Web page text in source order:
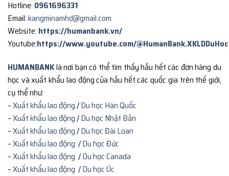
Hotline: 0961696331
Email:kangminamhd@gmail.com
Website: https://humanbank.vn/
Youtube:https://www.youtube.com/@HumanBank.XKLDDuHoc
HUMANBANKlà nơi bạn có thể tìm thấy hầu hết các đơn hàng du
học và xuất khẩu lao động của hầu hết các quốc gia trên thế giới,
cụ thể như:
–Xuất khẩu lao động/Du học Hàn Quốc
–Xuất khẩu lao động/Du học Nhật Bản
–Xuất khẩu lao động/Du học Đài Loan
–Xuất khẩu lao động /Du học Đức
–Xuất khẩu lao động /Du học Canada
–Xuất khẩu lao động /Du học Úc